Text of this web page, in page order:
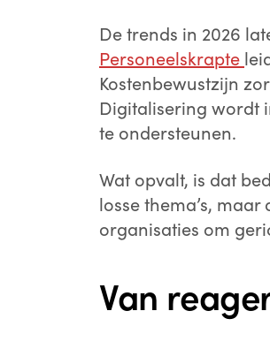
De trends in 2026
Personeelskrapte
Kostenbewustzijn
Digitalisering wordt
te ondersteunen.
Wat opvalt, is dat
losse thema’s,
organisaties om
Van